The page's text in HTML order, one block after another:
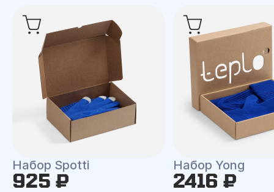
Набор Spotti
925 ₽
Набор Yong
2416 ₽